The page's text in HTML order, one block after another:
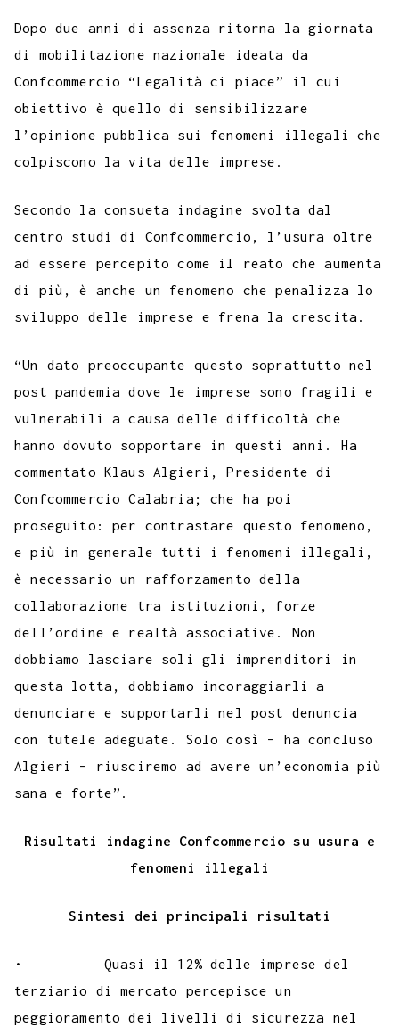
e
b
o
o
k
t
t
e
r
t
s
A
p
p
e
g
r
a
m
s
a
g
e
t
e
r
e
s
t
k
e
d
I
n
k
e
t
b
r
i
p
y
L
i
n
Dopo due anni di assenza ritorna la giornata
di mobilitazione nazionale ideata da
Confcommercio “Legalità ci piace” il cui
obiettivo è quello di sensibilizzare
l’opinione pubblica sui fenomeni illegali che
colpiscono la vita delle imprese.
Secondo la consueta indagine svolta dal
centro studi di Confcommercio, l’usura oltre
ad essere percepito come il reato che aumenta
di più, è anche un fenomeno che penalizza lo
sviluppo delle imprese e frena la crescita.
“Un dato preoccupante questo soprattutto nel
post pandemia dove le imprese sono fragili e
vulnerabili a causa delle difficoltà che
hanno dovuto sopportare in questi anni. Ha
commentato Klaus Algieri, Presidente di
Confcommercio Calabria; che ha poi
proseguito: per contrastare questo fenomeno,
e più in generale tutti i fenomeni illegali,
è necessario un rafforzamento della
collaborazione tra istituzioni, forze
dell’ordine e realtà associative. Non
dobbiamo lasciare soli gli imprenditori in
questa lotta, dobbiamo incoraggiarli a
denunciare e supportarli nel post denuncia
con tutele adeguate. Solo così – ha concluso
Algieri – riusciremo ad avere un’economia più
sana e forte”.
Risultati indagine Confcommercio su usura e
fenomeni illegali
Sintesi dei principali risultati
• Quasi il 12% delle imprese del
terziario di mercato percepisce un
peggioramento dei livelli di sicurezza nel